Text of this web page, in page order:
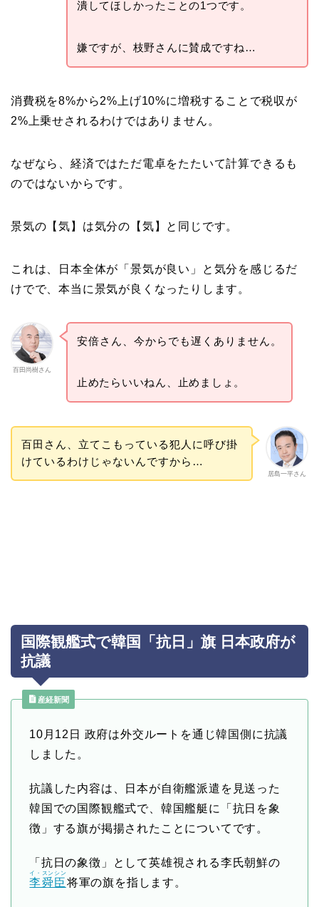
潰してほしかったことの1つです。
嫌ですが、枝野さんに賛成ですね…
消費税を8%から2%上げ10%に増税することで税収が
2%上乗せされるわけではありません。
なぜなら、経済ではただ電卓をたたいて計算できるも
のではないからです。
景気の【気】は気分の【気】と同じです。
これは、日本全体が「景気が良い」と気分を感じるだ
けでで、本当に景気が良くなったりします。
百田尚樹さん
安倍さん、今からでも遅くありません。
止めたらいいねん、止めましょ。
居島一平さん
百田さん、立てこもっている犯人に呼び掛
けているわけじゃないんですから…
国際観艦式で韓国「抗日」旗 日本政府が
抗議
産経新聞
10月12日 政府は外交ルートを通じ韓国側に抗議
しました。
抗議した内容は、日本が自衛艦派遣を見送った
韓国での国際観艦式で、韓国艦艇に「抗日を象
徴」する旗が掲揚されたことについてです。
「抗日の象徴」として英雄視される李氏朝鮮の
李舜臣
イ・スンシン
将軍の旗を指します。